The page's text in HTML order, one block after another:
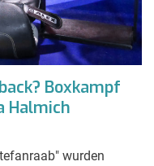
Boxkampf
Halmich
wurden